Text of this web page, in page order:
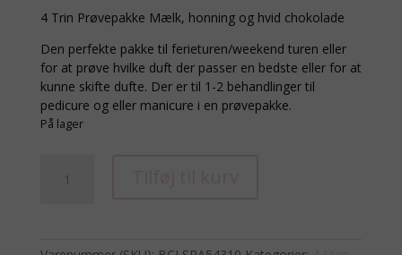
pris
var:
kr. 85,00.
pris
er:
kr. 69,00.
4 Trin Prøvepakke Mælk, honning og hvid chokolade
Den perfekte pakke til ferieturen/weekend turen eller
for at prøve hvilke duft der passer en bedste eller for at
kunne skifte dufte. Der er til 1-2 behandlinger til
pedicure og eller manicure i en prøvepakke.
På lager
Trins